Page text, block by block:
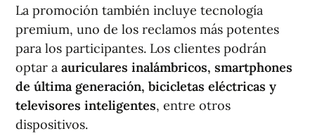
La promoción también incluye tecnología
premium, uno de los reclamos más potentes
para los participantes. Los clientes podrán
optar a auriculares inalámbricos, smartphones
de última generación, bicicletas eléctricas y
televisores inteligentes, entre otros
dispositivos.